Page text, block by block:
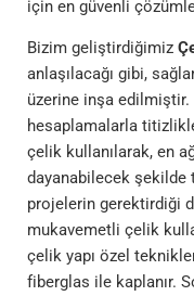
için en güvenli
Bizim geliştirdiğimiz
anlaşılacağı gibi,
üzerine inşa
hesaplamalarla
çelik kullanılarak, en
dayanabilecek şekilde
projelerin gerektirdiği
mukavemetli çelik
çelik yapı özel
fiberglas ile kaplanır.